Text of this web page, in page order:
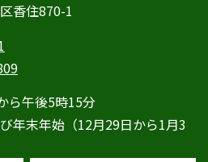
香住870-1
ら午後5時15分
年末年始（12月29日から1月3